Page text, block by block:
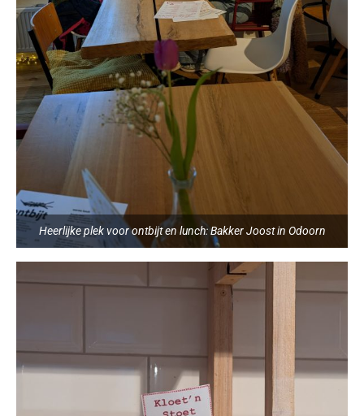
Heerlijke plek voor ontbijt en lunch: Bakker Joost in Odoorn